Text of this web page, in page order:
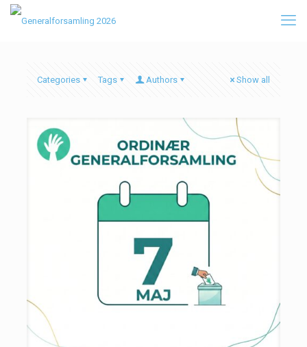
Categories Tags Authors Show all